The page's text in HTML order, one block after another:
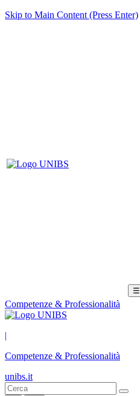
Skip to Main Content (Press Enter)
☰
Competenze & Professionalità
|
Competenze & Professionalità
unibs.it